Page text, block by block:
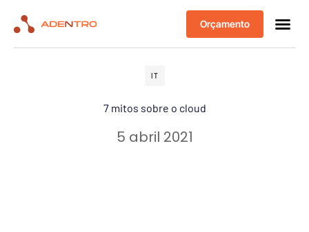
Orçamento
IT
7 mitos sobre o cloud
5 abril 2021